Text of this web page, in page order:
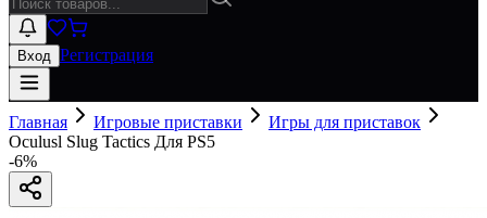
Вход Регистрация
Главная Игровые приставки
Игры для приставок
Oculusl Slug Tactics Для PS5
-6%